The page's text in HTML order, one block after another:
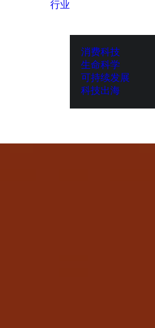
行业
消费科技
生命科学
可持续发展
科技出海